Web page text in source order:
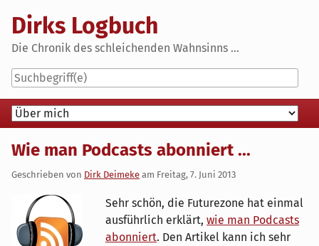
content
Dirks Logbuch
Die Chronik des schleichenden Wahnsinns ...
Navigation
Wie man Podcasts abonniert ...
Geschrieben von Dirk Deimeke am Freitag, 7. Juni 2013
Sehr schön, die Futurezone hat einmal
ausführlich erklärt, wie man Podcasts
abonniert. Den Artikel kann ich sehr